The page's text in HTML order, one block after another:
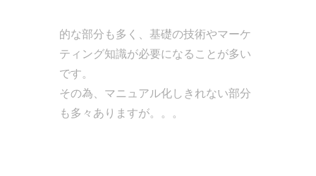
的な部分も多く、基礎の技術やマーケ
ティング知識が必要になることが多い
です。
その為、マニュアル化しきれない部分
も多々ありますが。。。